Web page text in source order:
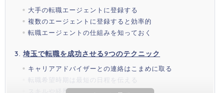
大手の転職エージェントに登録する
複数のエージェントに登録すると効率的
転職エージェントの仕組みを知っておく
埼玉で転職を成功させる9つのテクニック
キャリアアドバイザーとの連絡はこまめに取る
転職希望時期は最短の日程を伝える
スキルや経歴を偽らない